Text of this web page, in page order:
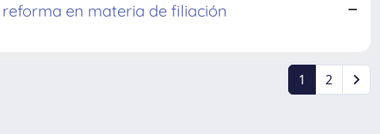
en materia de filiación
1 2